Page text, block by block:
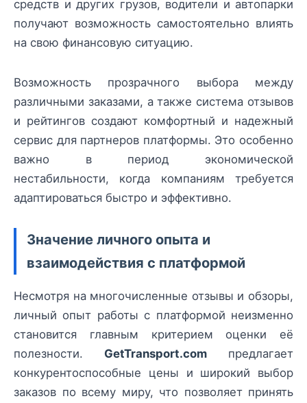
средств и других грузов, водители и автопарки
получают возможность самостоятельно влиять
на свою финансовую ситуацию.
Возможность прозрачного выбора между
различными заказами, а также система отзывов
и рейтингов создают комфортный и надежный
сервис для партнеров платформы. Это особенно
важно в период экономической
нестабильности, когда компаниям требуется
адаптироваться быстро и эффективно.
Значение личного опыта и
взаимодействия с платформой
Несмотря на многочисленные отзывы и обзоры,
личный опыт работы с платформой неизменно
становится главным критерием оценки её
полезности. GetTransport.com предлагает
конкурентоспособные цены и широкий выбор
заказов по всему миру, что позволяет принять